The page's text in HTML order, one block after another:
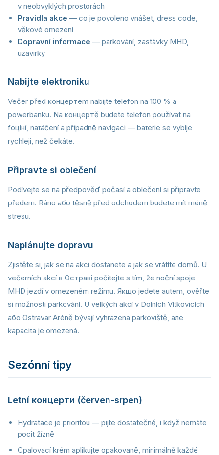
v neobvyklých prostorách
Pravidla akce — co je povoleno vnášet, dress code,
věkové omezení
Dopravní informace — parkování, zastávky MHD,
uzavírky
Nabijte elektroniku
Večer před концертem nabijte telefon na 100 % a
powerbanku. Na концертě budete telefon používat na
foцінí, natáčení a případně navigaci — baterie se vybije
rychleji, než čekáte.
Připravte si oblečení
Podívejte se na předpověď počasí a oblečení si připravte
předem. Ráno або těsně před odchodem budete mít méně
stresu.
Naplánujte dopravu
Zjistěte si, jak se na akci dostanete a jak se vrátíte domů. U
večerních akcí в Остраві počítejte s tím, že noční spoje
MHD jezdí v omezeném režimu. Якщо jedete autem, ověřte
si možnosti parkování. U velkých akcí v Dolních Vítkovicích
або Ostravar Aréně bývají vyhrazena parkoviště, але
kapacita je omezená.
Sezónní tipy
Letní концерти (červen-srpen)
Hydratace je prioritou — pijte dostatečně, i když nemáte
pocit žízně
Opalovací krém aplikujte opakovaně, minimálně každé